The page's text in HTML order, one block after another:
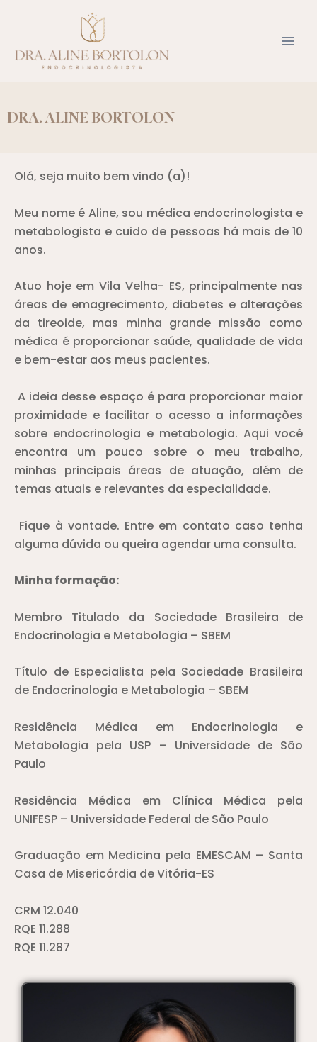
conteúdo
DRA. ALINE BORTOLON
Olá, seja muito bem vindo (a)!
Meu nome é Aline, sou médica endocrinologista e
metabologista e cuido de pessoas há mais de 10
anos.
Atuo hoje em Vila Velha- ES, principalmente nas
áreas de emagrecimento, diabetes e alterações
da tireoide, mas minha grande missão como
médica é proporcionar saúde, qualidade de vida
e bem-estar aos meus pacientes.
A ideia desse espaço é para proporcionar maior
proximidade e facilitar o acesso a informações
sobre endocrinologia e metabologia. Aqui você
encontra um pouco sobre o meu trabalho,
minhas principais áreas de atuação, além de
temas atuais e relevantes da especialidade.
Fique à vontade. Entre em contato caso tenha
alguma dúvida ou queira agendar uma consulta.
Minha formação:
Membro Titulado da Sociedade Brasileira de
Endocrinologia e Metabologia – SBEM
Título de Especialista pela Sociedade Brasileira
de Endocrinologia e Metabologia – SBEM
Residência Médica em Endocrinologia e
Metabologia pela USP – Universidade de São
Paulo
Residência Médica em Clínica Médica pela
UNIFESP – Universidade Federal de São Paulo
Graduação em Medicina pela EMESCAM – Santa
Casa de Misericórdia de Vitória-ES
CRM 12.040
RQE 11.288
RQE 11.287